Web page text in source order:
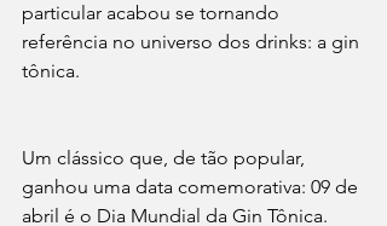
particular acabou se tornando
referência no universo dos drinks: a gin
tônica.
Um clássico que, de tão popular,
ganhou uma data comemorativa: 09 de
abril é o Dia Mundial da Gin Tônica.